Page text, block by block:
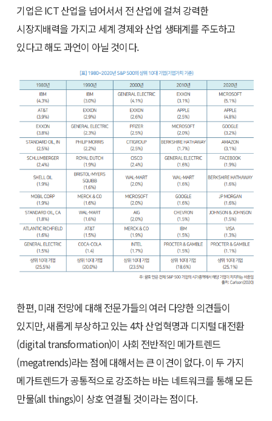
기업은 ICT 산업을 넘어서서 전 산업에 걸쳐 강력한
시장지배력을 가지고 세계 경제와 산업 생태계를 주도하고
있다고 해도 과언이 아닐 것이다.
한편, 미래 전망에 대해 전문가들의 여러 다양한 의견들이
있지만, 새롭게 부상하고 있는 4차 산업혁명과 디지털 대전환
(digital transformation)이 사회 전반적인 메가트렌드
(megatrends)라는 점에 대해서는 큰 이견이 없다. 이 두 가지
메가트렌드가 공통적으로 강조하는 바는 네트워크를 통해 모든
만물(all things)이 상호 연결될 것이라는 점이다.